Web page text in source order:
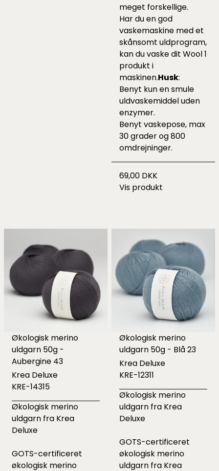
meget forskellige.
Har du en god
vaskemaskine med et
skånsomt uldprogram,
kan du vaske dit Wool 1
produkt i
maskinen.Husk:
Benyt kun en smule
uldvaskemiddel uden
enzymer.
Benyt vaskepose, max
30 grader og 800
omdrejninger.
69,00 DKK
Vis produkt
Økologisk merino
uldgarn 50g -
Aubergine 43
Krea Deluxe
KRE-14315
Økologisk merino
uldgarn fra Krea
Deluxe
GOTS-certificeret
økologisk merino
Økologisk merino
uldgarn 50g - Blå 23
Krea Deluxe
KRE-12311
Økologisk merino
uldgarn fra Krea
Deluxe
GOTS-certificeret
økologisk merino
uldgarn fra Krea